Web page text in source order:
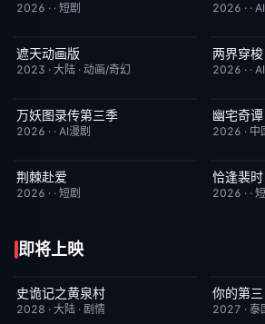
2026 · · 短剧 2026 · ·
更新至第174集
遮天动画版
2023 · 大陆 · 动画/奇幻
完结
2026 · ·
完结
万妖图录传第三季
2026 · · AI漫剧
已完结
幽宅奇谭
2026 · 中
完结
荆棘赴爱
2026 · · 短剧
完结
恰逢裴时
2026 · ·
即将上映
6月23日更新
史诡记之黄泉村
2028 · 大陆 · 剧情
更新至第
你的第三
2027 · 泰